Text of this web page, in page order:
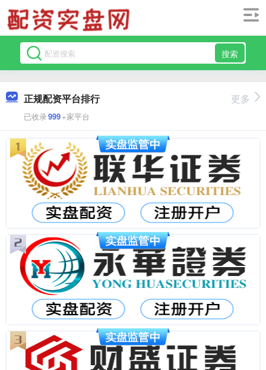
搜索
正规配资平台排行
已收录999+家平台
更多